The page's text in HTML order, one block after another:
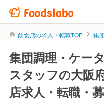
飲食店の求人・転職TOP 集
集団調理・ケー
スタッフの大阪
店求人・転職・